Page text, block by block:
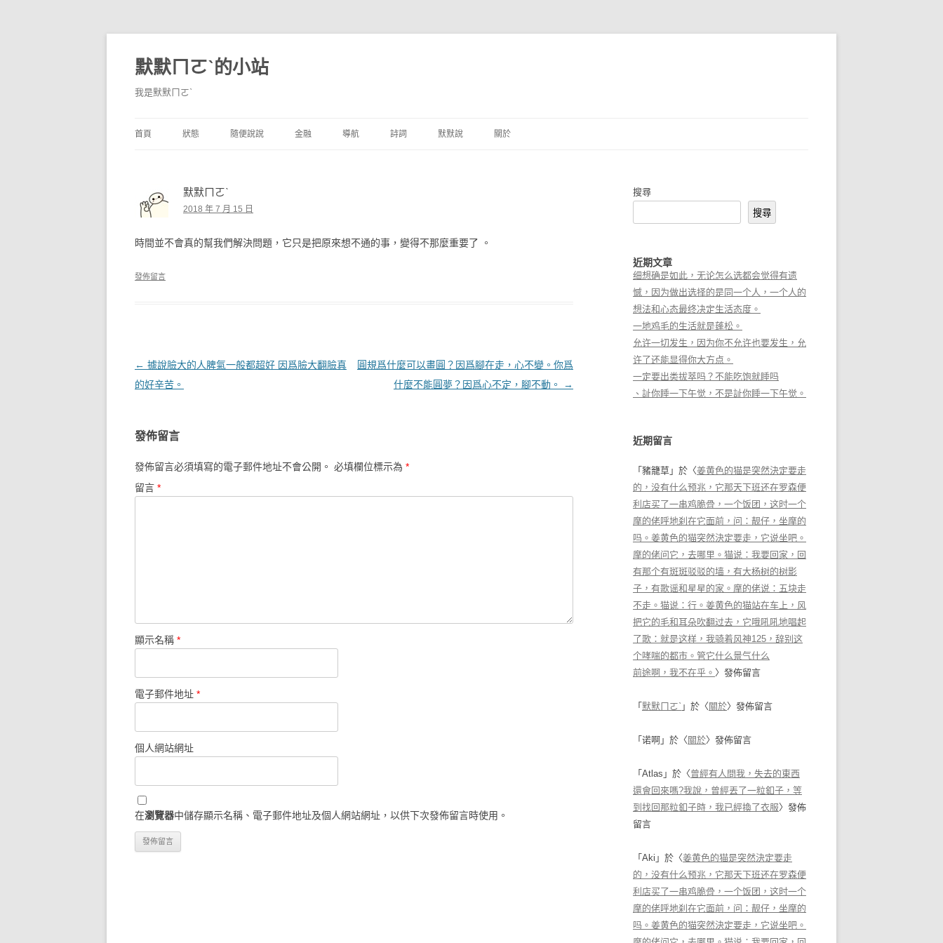
默默ㄇㄛˋ的小站
我是默默ㄇㄛˋ
首頁 狀態
獨白
隨便說說 金融
境外銀行
導航 詩詞 默默說 關於
默默ㄇㄛˋ
2018 年 7 月 15 日
時間並不會真的幫我們解決問題，它只是把原來想不通的事，變得不那麼重要了 。
發佈留言
文章導覽
← 據說臉大的人脾氣一般都超好 因爲臉大翻臉真
的好辛苦。
圓規爲什麼可以畫圓？因爲腳在走，心不變。你爲
什麼不能圓夢？因爲心不定，腳不動。
→
發佈留言
發佈留言必須填寫的電子郵件地址不會公開。 必填欄位標示為 *
留言 *
顯示名稱 *
電子郵件地址 *
個人網站網址
在瀏覽器中儲存顯示名稱、電子郵件地址及個人網站網址，以供下次發佈留言時使用。
搜尋
搜尋
近期文章
细想确是如此，无论怎么选都会觉得有遗
憾，因为做出选择的是同一个人，一个人的
想法和心态最终决定生活态度。
一地鸡毛的生活就是蓬松。
允许一切发生，因为你不允许也要发生，允
许了还能显得你大方点。
一定要出类拔萃吗？不能吃饱就睡吗
、訨你睡一下午觉，不是訨你睡一下午觉。
近期留言
「 豬籠草 」於〈姜黄色的猫是突然決定要走
的，没有什么预兆，它那天下班还在罗森便
利店买了一串鸡脆骨，一个饭团，这时一个
摩的佬呼地刹在它面前，问：靓仔，坐摩的
吗。姜黄色的猫突然決定要走，它说坐吧。
摩的佬问它，去哪里。猫说：我要回家，回
有那个有斑斑驳驳的墙，有大杨树的树影
子，有歌谣和星星的家。摩的佬说：五块走
不走。猫说：行。姜黄色的猫站在车上，风
把它的毛和耳朵吹翻过去，它哦吼吼地唱起
了歌：就是这样，我骑着风神125，辞别这
个哮喘的都市。管它什么景气什么
前途啊，我不在乎。 〉發佈留言
「 默默ㄇㄛˋ 」於〈 關於〉發佈留言
「 诺啊 」於〈 關於〉發佈留言
「 Atlas 」於〈曾經有人問我，失去的東西
還會回來嗎?我說，曾經丟了一粒釦子，等
到找回那粒釦子時，我已經換了衣服〉發佈
留言
「 Aki 」於〈姜黄色的猫是突然決定要走
的，没有什么预兆，它那天下班还在罗森便
利店买了一串鸡脆骨，一个饭团，这时一个
摩的佬呼地刹在它面前，问：靓仔，坐摩的
吗。姜黄色的猫突然決定要走，它说坐吧。